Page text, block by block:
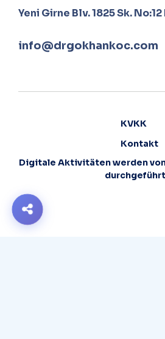
Yeni Girne Blv. 1825 Sk.
info@drgokhankoc.com
Digitale Aktivitäten werden
KVKK
Kontakt